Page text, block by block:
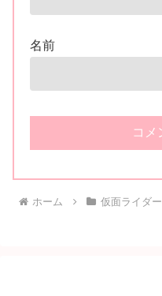
名前
ホーム 仮面ライダー